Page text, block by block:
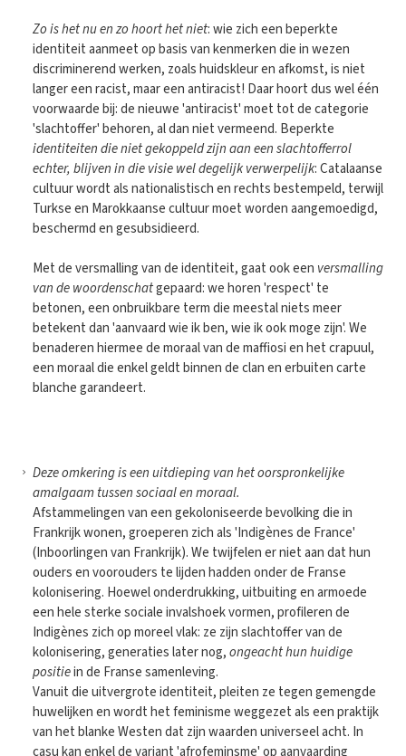
Zo is het nu en zo hoort het niet: wie zich een beperkte
identiteit aanmeet op basis van kenmerken die in wezen
discriminerend werken, zoals huidskleur en afkomst, is niet
langer een racist, maar een antiracist! Daar hoort dus wel één
voorwaarde bij: de nieuwe 'antiracist' moet tot de categorie
'slachtoffer' behoren, al dan niet vermeend. Beperkte
identiteiten die niet gekoppeld zijn aan een slachtofferrol
echter, blijven in die visie wel degelijk verwerpelijk: Catalaanse
cultuur wordt als nationalistisch en rechts bestempeld, terwijl
Turkse en Marokkaanse cultuur moet worden aangemoedigd,
beschermd en gesubsidieerd.
Met de versmalling van de identiteit, gaat ook een versmalling
van de woordenschatgepaard: we horen 'respect' te
betonen, een onbruikbare term die meestal niets meer
betekent dan 'aanvaard wie ik ben, wie ik ook moge zijn'. We
benaderen hiermee de moraal van de maffiosi en het crapuul,
een moraal die enkel geldt binnen de clan en erbuiten carte
blanche garandeert.
Deze omkering is een uitdieping van het oorspronkelijke
amalgaam tussen sociaal en moraal.
Afstammelingen van een gekoloniseerde bevolking die in
Frankrijk wonen, groeperen zich als 'Indigènes de France'
(Inboorlingen van Frankrijk). We twijfelen er niet aan dat hun
ouders en voorouders te lijden hadden onder de Franse
kolonisering. Hoewel onderdrukking, uitbuiting en armoede
een hele sterke sociale invalshoek vormen, profileren de
Indigènes zich op moreel vlak: ze zijn slachtoffer van de
kolonisering, generaties later nog,ongeacht hun huidige
positiein de Franse samenleving.
Vanuit die uitvergrote identiteit, pleiten ze tegen gemengde
huwelijken en wordt het feminisme weggezet als een praktijk
van het blanke Westen dat zijn waarden universeel acht. In
casu kan enkel de variant 'afrofeminsme' op aanvaarding